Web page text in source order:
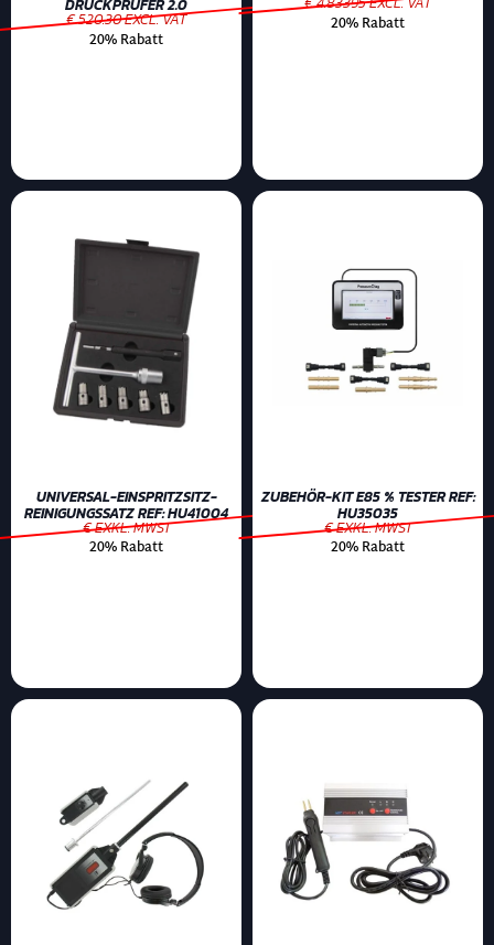
DRUCKPRÜFER 2.0
€ 520.30 EXCL. VAT
20% Rabatt
20% Rabatt
UNIVERSAL-EINSPRITZSITZ-
REINIGUNGSSATZ REF: HU41004
€ EXKL. MWST
20% Rabatt
ZUBEHÖR-KIT E85 % TESTER REF:
HU35035
€ EXKL. MWST
20% Rabatt